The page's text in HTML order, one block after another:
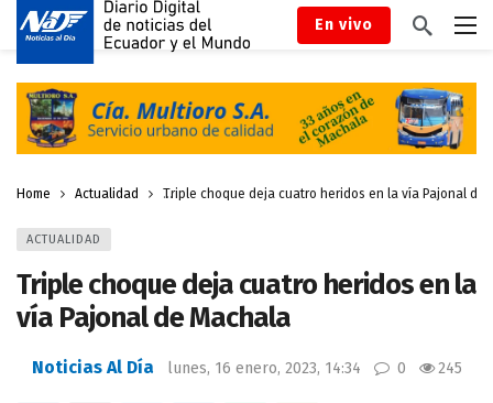
En vivo
Home Actualidad Triple choque deja cuatro heridos en la vía Pajonal de
ACTUALIDAD
Triple choque deja cuatro heridos en la
vía Pajonal de Machala
Noticias Al Día lunes, 16 enero, 2023, 14:34 0 245